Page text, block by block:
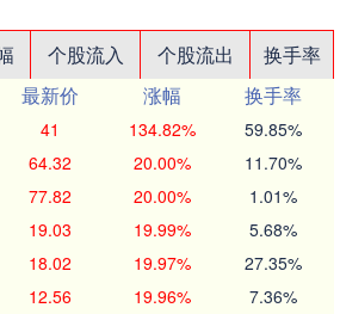
个股流入 个股流出
换手率
最新价 涨幅
换手率
41 134.82% 59.85%
64.32 20.00% 11.70%
77.82 20.00% 1.01%
19.03 19.99% 5.68%
18.02 19.97% 27.35%
12.56 19.96% 7.36%